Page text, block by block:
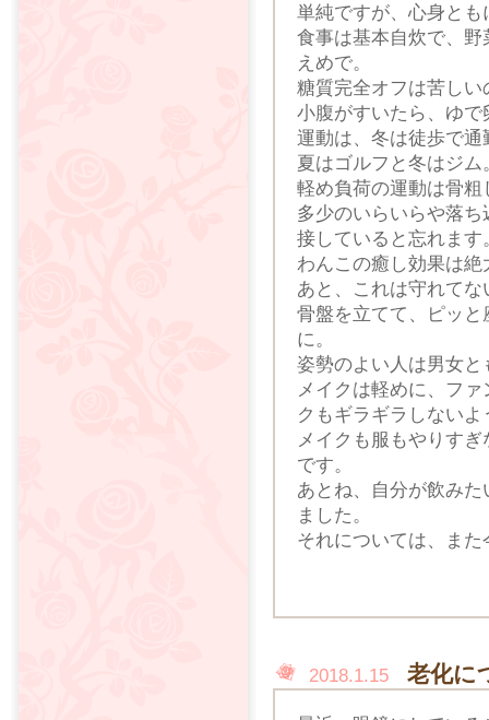
単純ですが、心身と
食事は基本自炊で、
えめで。
糖質完全オフは苦し
小腹がすいたら、ゆ
運動は、冬は徒歩で
夏はゴルフと冬はジム
軽め負荷の運動は骨
多少のいらいらや落
接していると忘れます
わんこの癒し効果は絶
あと、これは守れて
骨盤を立てて、ピッ
に。
姿勢のよい人は男女
メイクは軽めに、フ
クもギラギラしないよ
メイクも服もやりす
です。
あとね、自分が飲み
ました。
それについては、また
2018.1.15 老化に